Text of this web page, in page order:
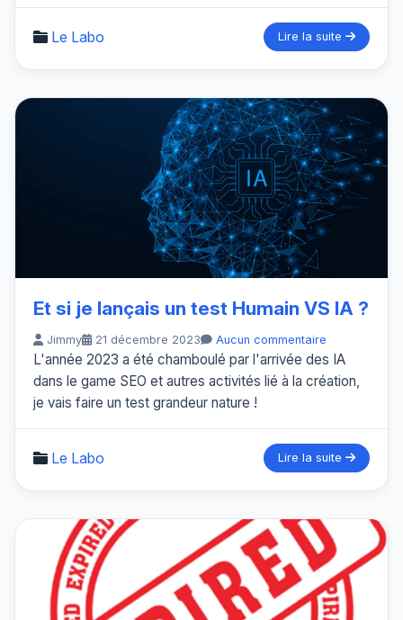
Le Labo Lire la suite
Et si je lançais un test Humain VS IA ?
Jimmy 21 décembre 2023 Aucun commentaire
L'année 2023 a été chamboulé par l'arrivée des IA
dans le game SEO et autres activités lié à la création,
je vais faire un test grandeur nature !
Le Labo Lire la suite